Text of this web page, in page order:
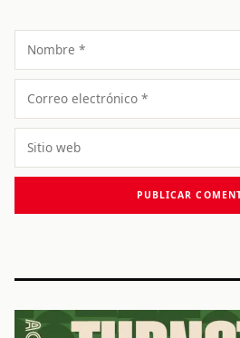
Nombre
Correo
electrónico
Sitio
web